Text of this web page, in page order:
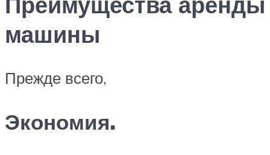
машины
Прежде всего,
Экономия.